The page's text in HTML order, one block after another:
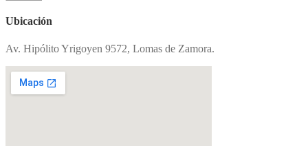
Ubicación
Av. Hipólito Yrigoyen 9572, Lomas de Zamora.